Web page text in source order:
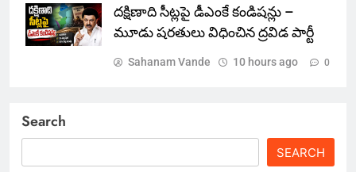
దక్షిణాది సీట్లపై డీఎంకే కండిషన్లు –
మూడు షరతులు విధించిన ద్రవిడ పార్టీ
Sahanam Vande 10 hours ago 0
Search
SEARCH